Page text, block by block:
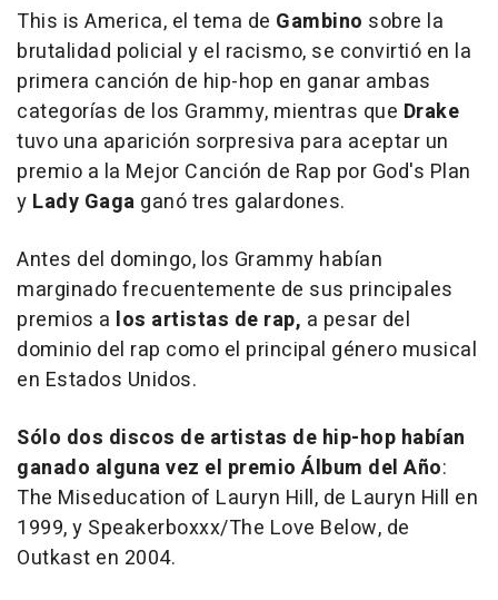
This is America, el tema de Gambino sobre la
brutalidad policial y el racismo, se convirtió en la
primera canción de hip-hop en ganar ambas
categorías de los Grammy, mientras que Drake
tuvo una aparición sorpresiva para aceptar un
premio a la Mejor Canción de Rap por God's Plan
y Lady Gaga ganó tres galardones.
Antes del domingo, los Grammy habían
marginado frecuentemente de sus principales
premios a los artistas de rap, a pesar del
dominio del rap como el principal género musical
en Estados Unidos.
Sólo dos discos de artistas de hip-hop habían
ganado alguna vez el premio Álbum del Año:
The Miseducation of Lauryn Hill, de Lauryn Hill en
1999, y Speakerboxxx/The Love Below, de
Outkast en 2004.